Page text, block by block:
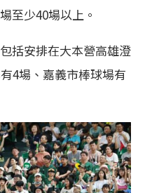
至少40場以上。
括安排在大本營高雄澄
4場、嘉義市棒球場有